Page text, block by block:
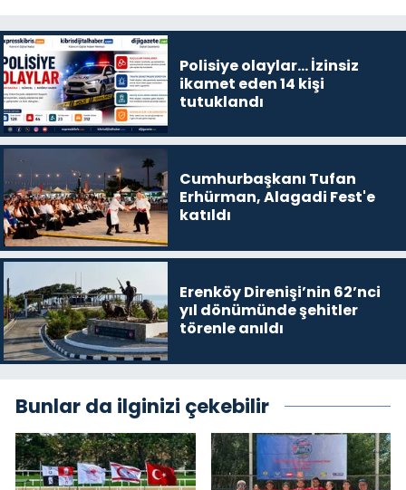
Polisiye olaylar… İzinsiz
ikamet eden 14 kişi
tutuklandı
Cumhurbaşkanı Tufan
Erhürman, Alagadi Fest'e
katıldı
Erenköy Direnişi’nin 62’nci
yıl dönümünde şehitler
törenle anıldı
Bunlar da ilginizi çekebilir